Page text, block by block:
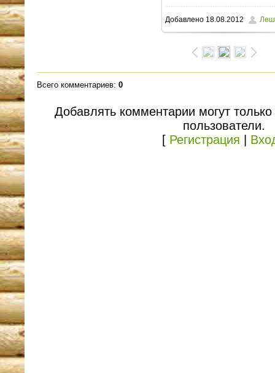
1600x1200/ 115.8Kb
Добавлено18.08.2012
Всего комментариев: 0
Добавлять комментарии могут
пользователи.
[ Регистрация